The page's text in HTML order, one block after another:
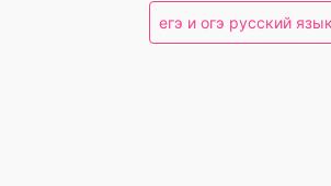
егэ и огэ русский язык